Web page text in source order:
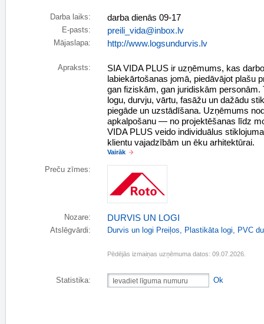
Darba laiks: darba dienās 09-17
E-pasts: preili_vida@inbox.lv
Mājaslapa: http://www.logsundurvis.lv
Apraksts:
SIA VIDA PLUS ir uzņēmums, kas
labiekārtošanas jomā, piedāvājot plašu
gan fiziskām, gan juridiskām personām.
logu, durvju, vārtu, fasāžu un dažādu
piegāde un uzstādīšana. Uzņēmums
apkalpošanu — no projektēšanas līdz
VIDA PLUS veido individuālus
klientu vajadzībām un ēku arhitektūrai.
Vairāk
Preču zīmes:
Nozare: DURVIS UN LOGI
Atslēgvārdi: Durvis un logi Preiļos, Plastikāta logi, PVC
Pēdējās izmaiņas uzņēmuma datos: 09.07.2026.
Statistika: Ok